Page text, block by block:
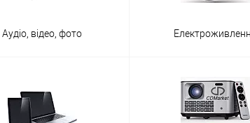
Аудіо, відео, фото